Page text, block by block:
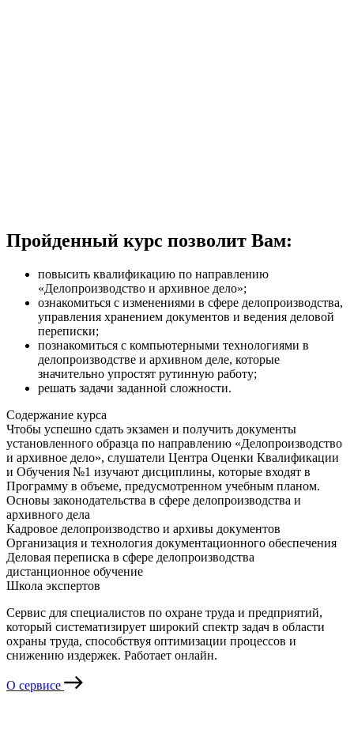
Пройденный курс позволит Вам:
повысить квалификацию по направлению
«Делопроизводство и архивное дело»;
ознакомиться с изменениями в сфере делопроизводства,
управления хранением документов и ведения деловой
переписки;
познакомиться с компьютерными технологиями в
делопроизводстве и архивном деле, которые
значительно упростят рутинную работу;
решать задачи заданной сложности.
Содержание курса
Чтобы успешно сдать экзамен и получить документы
установленного образца по направлению «Делопроизводство
и архивное дело», слушатели Центра Оценки Квалификации
и Обучения №1 изучают дисциплины, которые входят в
Программу в объеме, предусмотренном учебным планом.
Основы законодательства в сфере делопроизводства и
архивного дела
Кадровое делопроизводство и архивы документов
Организация и технология документационного обеспечения
Деловая переписка в сфере делопроизводства
дистанционное обучение
Школа экспертов
Сервис для специалистов по охране труда и предприятий,
который систематизирует широкий спектр задач в области
охраны труда, способствуя оптимизации процессов и
снижению издержек. Работает онлайн.
О сервисе